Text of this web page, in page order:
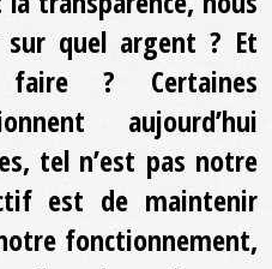
quel argent ? Et
? Certaines
aujourd’hui
tel n’est pas notre
est de maintenir
fonctionnement,